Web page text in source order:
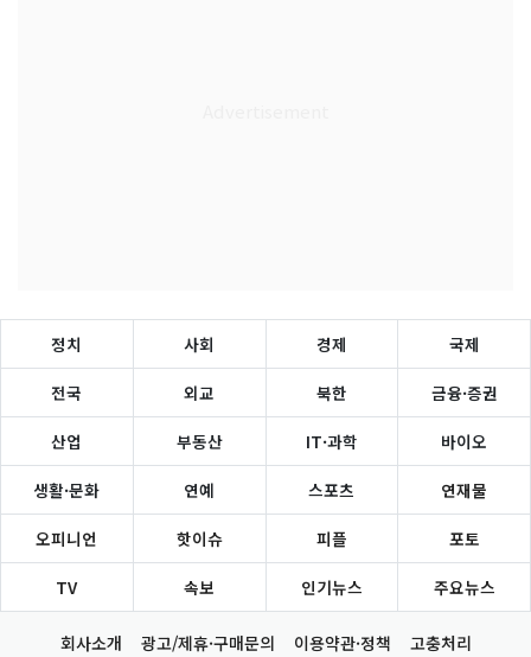
정치 사회 경제 국제
전국 외교 북한 금융·증권
산업 부동산 IT·과학 바이오
생활·문화 연예 스포츠 연재물
오피니언 핫이슈 피플 포토
TV 속보 인기뉴스 주요뉴스
회사소개 광고/제휴·구매문의 이용약관·정책 고충처리